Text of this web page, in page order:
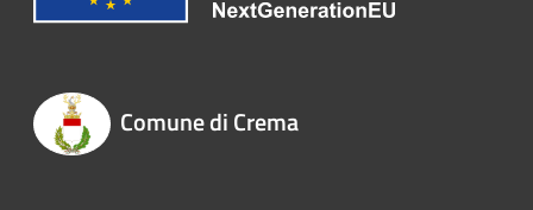
Comune di Crema